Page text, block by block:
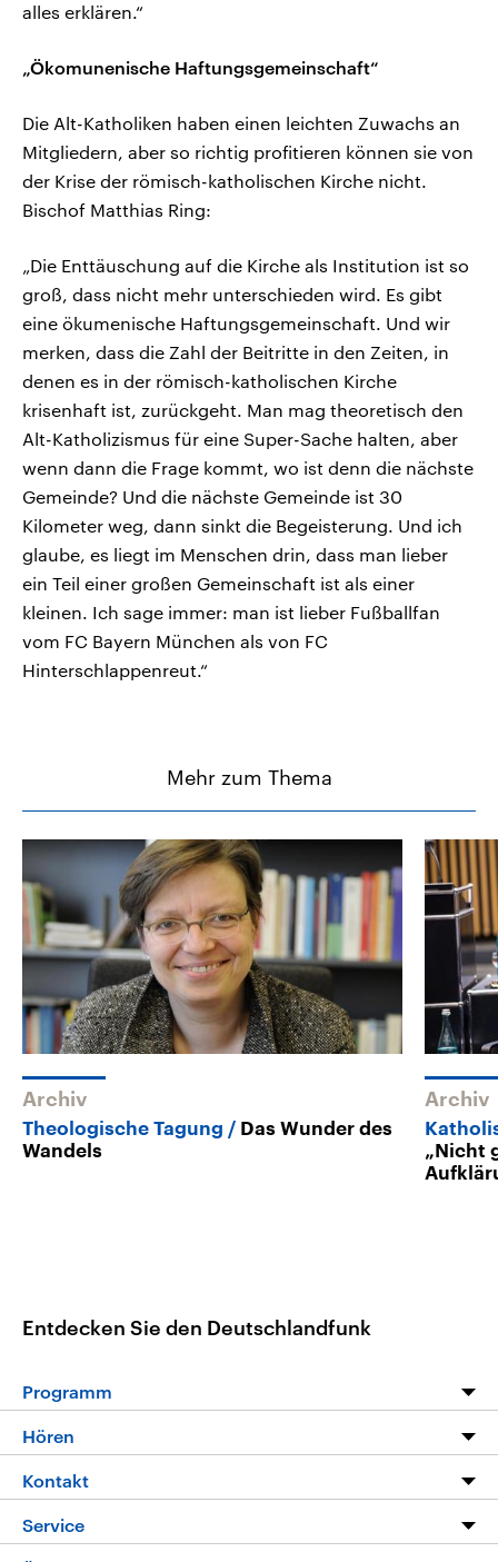
alles erklären.“
„Ökomunenische Haftungsgemeinschaft“
Die Alt-Katholiken haben einen leichten Zuwachs an
Mitgliedern, aber so richtig profitieren können sie von
der Krise der römisch-katholischen Kirche nicht.
Bischof Matthias Ring:
„Die Enttäuschung auf die Kirche als Institution ist so
groß, dass nicht mehr unterschieden wird. Es gibt
eine ökumenische Haftungsgemeinschaft. Und wir
merken, dass die Zahl der Beitritte in den Zeiten, in
denen es in der römisch-katholischen Kirche
krisenhaft ist, zurückgeht. Man mag theoretisch den
Alt-Katholizismus für eine Super-Sache halten, aber
wenn dann die Frage kommt, wo ist denn die nächste
Gemeinde? Und die nächste Gemeinde ist 30
Kilometer weg, dann sinkt die Begeisterung. Und ich
glaube, es liegt im Menschen drin, dass man lieber
ein Teil einer großen Gemeinschaft ist als einer
kleinen. Ich sage immer: man ist lieber Fußballfan
vom FC Bayern München als von FC
Hinterschlappenreut.“
Mehr zum Thema
Archiv
Theologische Tagung
Das Wunder des
Wandels
Archiv
„Nicht
Entdecken Sie den Deutschlandfunk
Programm
Programm
Die Nachrichten
Nachrichtenleicht
Hören
Livestream
Podcasts
Kontakt
Hörerservice
Service